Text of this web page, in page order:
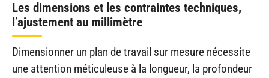
Les dimensions et les contraintes techniques,
l’ajustement au millimètre
Dimensionner un plan de travail sur mesure nécessite
une attention méticuleuse à la longueur, la profondeur